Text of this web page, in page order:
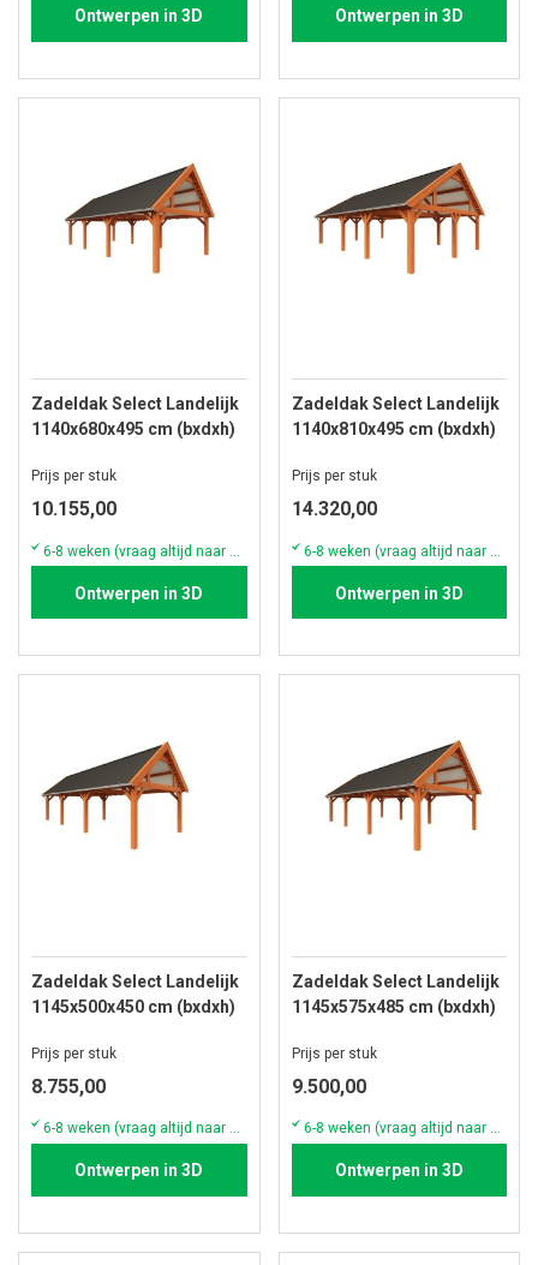
Ontwerpen in 3D Ontwerpen in 3D
Zadeldak Select Landelijk
1140x680x495 cm (bxdxh)
Prijs per stuk
10.155,00
Ontwerpen in 3D
Zadeldak Select Landelijk
1140x810x495 cm (bxdxh)
Prijs per stuk
14.320,00
Ontwerpen in 3D
Zadeldak Select Landelijk
1145x500x450 cm (bxdxh)
Prijs per stuk
8.755,00
6-8 weken (vraag altijd naar de actuele voorraad & levertijd)
Ontwerpen in 3D
Zadeldak Select Landelijk
1145x575x485 cm (bxdxh)
Prijs per stuk
9.500,00
6-8 weken (vraag altijd naar de actuele voorraad & levertijd)
Ontwerpen in 3D